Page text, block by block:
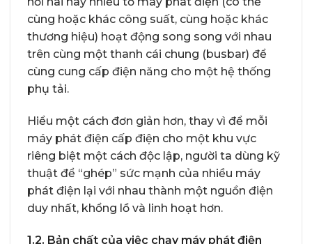
cùng hoặc khác công suất, cùng hoặc khác
thương hiệu) hoạt động song song với nhau
trên cùng một thanh cái chung (busbar) để
cùng cung cấp điện năng cho một hệ thống
phụ tải.
Hiểu một cách đơn giản hơn, thay vì để mỗi
máy phát điện cấp điện cho một khu vực
riêng biệt một cách độc lập, người ta dùng kỹ
thuật để “ghép” sức mạnh của nhiều máy
phát điện lại với nhau thành một nguồn điện
duy nhất, khổng lồ và linh hoạt hơn.
1.2. Bản chất của việc chạy máy phát điện